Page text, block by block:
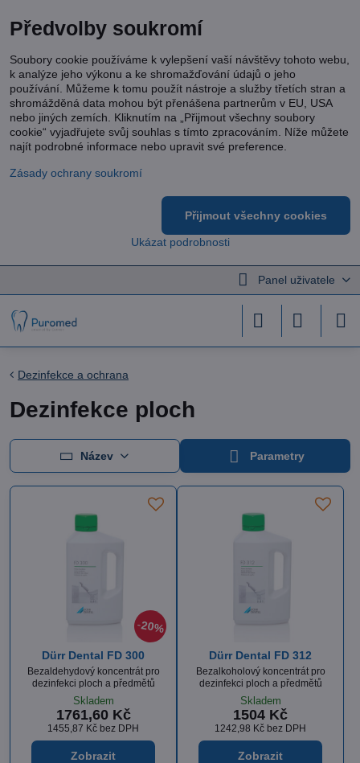
Panel uživatele
Dezinfekce a ochrana
Dezinfekce ploch
Název Parametry
20%
Dürr Dental FD 300
Bezaldehydový koncentrát pro
dezinfekci ploch a předmětů
Skladem
1761,60 Kč
1455,87 Kč bez DPH
Zobrazit
Dürr Dental FD 312
Bezalkoholový koncentrát pro
dezinfekci ploch a předmětů
Skladem
1504 Kč
1242,98 Kč bez DPH
Zobrazit
Předvolby soukromí
Soubory cookie používáme k vylepšení vaší návštěvy tohoto webu,
k analýze jeho výkonu a ke shromažďování údajů o jeho
používání. Můžeme k tomu použít nástroje a služby třetích stran a
shromážděná data mohou být přenášena partnerům v EU, USA
nebo jiných zemích. Kliknutím na „Přijmout všechny soubory
cookie“ vyjadřujete svůj souhlas s tímto zpracováním. Níže můžete
najít podrobné informace nebo upravit své preference.
Zásady ochrany soukromí
Ukázat podrobnosti
Přijmout všechny cookies